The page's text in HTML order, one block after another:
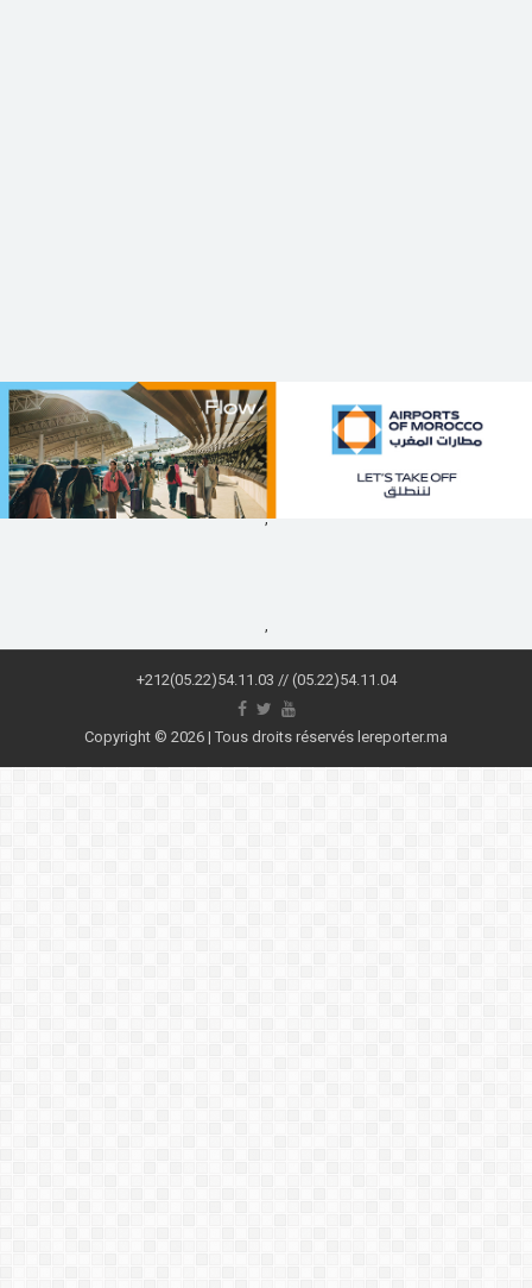
,
,
+212(05.22)54.11.03 // (05.22)54.11.04
Copyright © 2026 | Tous droits réservés lereporter.ma